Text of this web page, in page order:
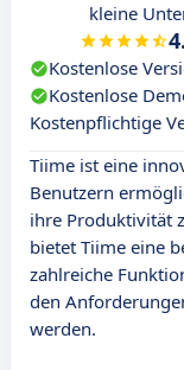
kleine
Kostenlose
Kostenlose
Kostenpflichtige
Tiime ist eine
Benutzern
ihre Produktivität
bietet Tiime eine
zahlreiche
den
werden.